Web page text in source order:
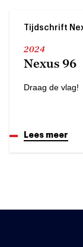
Tijdschrift
2024
Nexus 96
Draag de vlag!
Lees meer